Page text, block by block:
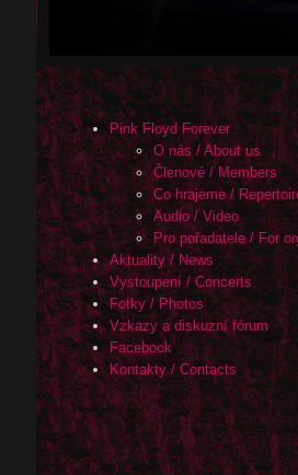
Pink Floyd Forever
O nás / About us
Členové / Members
Co hrajeme /
Audio / Video
Pro pořadatele / For
Aktuality / News
Vystoupení / Concerts
Fotky / Photos
Vzkazy a diskuzní fórum
Facebook
Kontakty / Contacts